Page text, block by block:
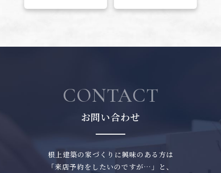
CONTACT
お問い合わせ
根上建築の家づくりに興味のある方は
「来店予約をしたいのですが…」と、